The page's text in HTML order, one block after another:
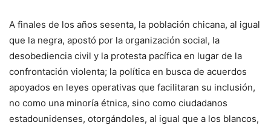
A finales de los años sesenta, la población chicana, al igual
que la negra, apostó por la organización social, la
desobediencia civil y la protesta pacífica en lugar de la
confrontación violenta; la política en busca de acuerdos
apoyados en leyes operativas que facilitaran su inclusión,
no como una minoría étnica, sino como ciudadanos
estadounidenses, otorgándoles, al igual que a los blancos,